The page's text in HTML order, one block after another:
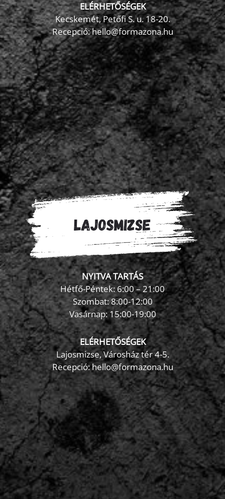
ELÉRHETŐSÉGEK
Kecskemét, Petőfi S. u. 18-20.
Recepció: hello@formazona.hu
NYITVA TARTÁS
Hétfő-Péntek: 6:00 – 21:00
Szombat: 8:00-12:00
Vasárnap: 15:00-19:00
ELÉRHETŐSÉGEK
Lajosmizse, Városház tér 4-5.
Recepció:hello@formazona.hu
FormaZona chatbot ×